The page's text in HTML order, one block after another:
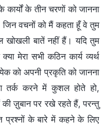
कार्यों के तीन चरणों को जानना
वचनों को मैं कहता हूँ वे तुम
बातें नहीं हैं। यदि तुम
मेरा सभी कठिन कार्य व्यर्थ
को अपनी प्रकृति को जानना
तर्क करने में कुशल होते हो,
की ज़ुबान पर रखे रहते हैं, परन्तु
प्रश्नों के बारे में कहने के लिए